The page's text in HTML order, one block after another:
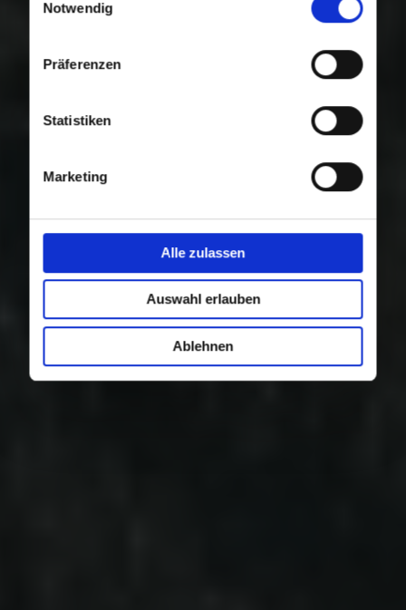
Nutzung der Dienste gesammelt haben.
Notwendig
Präferenzen
Statistiken
Marketing
Alle zulassen
Auswahl erlauben
Ablehnen